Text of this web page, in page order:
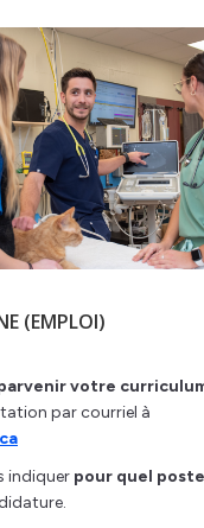
(EMPLOI)
votre
par courriel à
indiquer pour quel poste